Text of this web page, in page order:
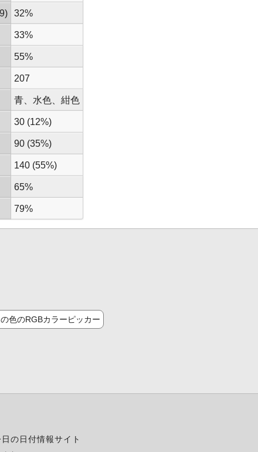
32%
33%
55%
207
青、水色、紺色
30 (12%)
90 (35%)
140 (55%)
65%
79%
の色のRGBカラーピッカー
の日付情報サイト